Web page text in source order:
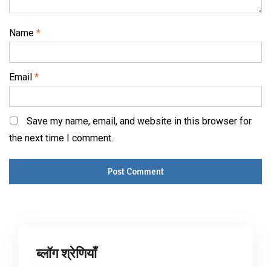
Name *
Email *
Save my name, email, and website in this browser for
the next time I comment.
ब्लॉग श्रेणियाँ